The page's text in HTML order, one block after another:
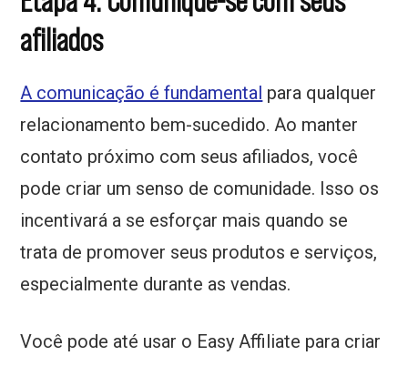
afiliados
A comunicação é fundamental para qualquer
relacionamento bem-sucedido. Ao manter
contato próximo com seus afiliados, você
pode criar um senso de comunidade. Isso os
incentivará a se esforçar mais quando se
trata de promover seus produtos e serviços,
especialmente durante as vendas.
Você pode até usar o Easy Affiliate para criar